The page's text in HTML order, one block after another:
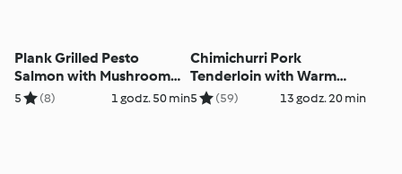
Plank Grilled Pesto
Salmon with Mushroom
Orzotto
5 (8) 1 godz. 50 min
Chimichurri Pork
Tenderloin with Warm
Rice Salad
5 (59) 13 godz. 20 min